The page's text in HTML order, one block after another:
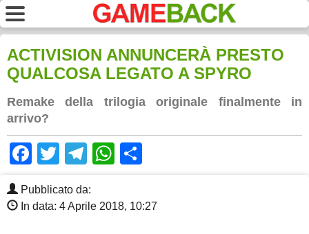
ACTIVISION ANNUNCERÀ PRESTO
QUALCOSA LEGATO A SPYRO
Remake della trilogia originale finalmente in
arrivo?
Facebook
TwitterTelegram
WhatsApp
Pubblicato da:
In data: 4 Aprile 2018, 10:27